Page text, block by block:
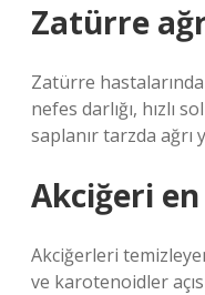
Zatürre
Zatürre
nefes darlığı, hızlı
saplanır tarzda ağrı
Akciğeri en
Akciğerleri
ve karotenoidler